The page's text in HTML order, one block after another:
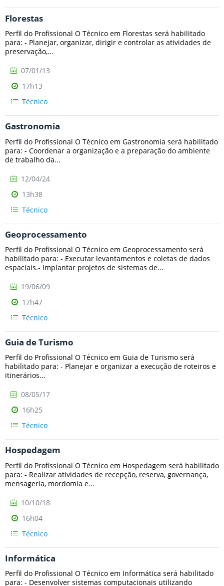
Florestas
Perfil do Profissional O Técnico em Florestas será habilitado
para: - Planejar, organizar, dirigir e controlar as atividades de
preservação,...
07/01/13
17h13
Técnico
Gastronomia
Perfil do Profissional O Técnico em Gastronomia será habilitado
para: - Coordenar a organização e a preparação do ambiente
de trabalho da...
12/04/24
13h38
Técnico
Geoprocessamento
Perfil do Profissional O Técnico em Geoprocessamento será
habilitado para: - Executar levantamentos e coletas de dados
espaciais.- Implantar projetos de sistemas de...
19/06/09
17h47
Técnico
Guia de Turismo
Perfil do Profissional O Técnico em Guia de Turismo será
habilitado para: - Planejar e organizar a execução de roteiros e
itinerários...
08/05/17
16h25
Técnico
Hospedagem
Perfil do Profissional O Técnico em Hospedagem será habilitado
para: - Realizar atividades de recepção, reserva, governança,
mensageria, mordomia e...
10/10/18
16h04
Técnico
Informática
Perfil do Profissional O Técnico em Informática será habilitado
para: - Desenvolver sistemas computacionais utilizando